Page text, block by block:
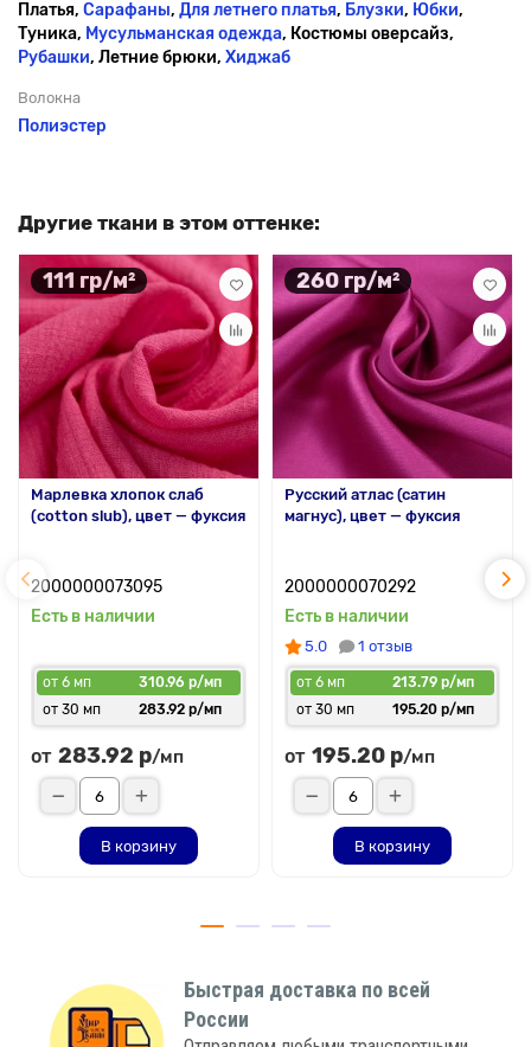
Платья, Сарафаны, Для летнего платья, Блузки, Юбки,
Туника, Мусульманская одежда, Костюмы оверсайз,
Рубашки, Летние брюки, Хиджаб
Волокна
Полиэстер
Другие ткани в этом оттенке:
111 гр/м²
Марлевка хлопок слаб
(cotton slub), цвет — фуксия
2000000073095
Есть в наличии
от 6 мп
310.96 р/мп
от 30 мп
283.92 р/мп
от 283.92 р/мп
В корзину
260 гр/м²
Русский атлас (сатин
магнус), цвет — фуксия
2000000070292
Есть в наличии
5.0 1 отзыв
от 6 мп
213.79 р/мп
от 30 мп
195.20 р/мп
от 195.20 р/мп
В корзину
Быстрая доставка по всей
России